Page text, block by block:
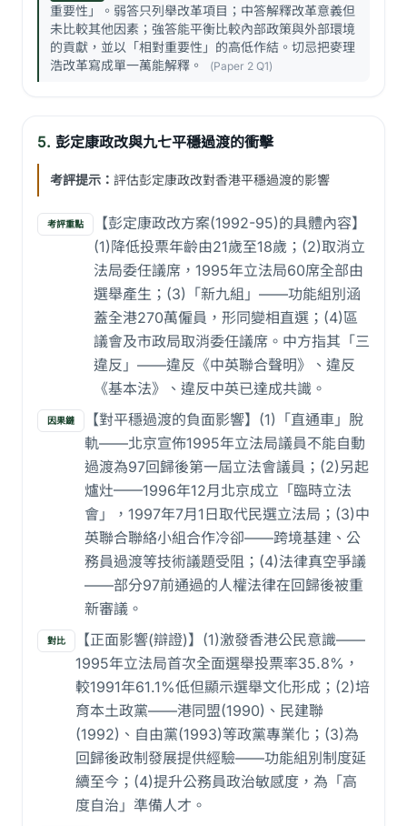
重要性」。弱答只列舉改革項目；中答解釋改革意義但
未比較其他因素；強答能平衡比較內部政策與外部環境
的貢獻，並以「相對重要性」的高低作結。切忌把麥理
浩改革寫成單一萬能解釋。
(Paper 2 Q1)
5. 彭定康政改與九七平穩過渡的衝擊
考評提示： 評估彭定康政改對香港平穩過渡的影響
考評重點
【彭定康政改方案(1992-95)的具體內容】
(1)降低投票年齡由21歲至18歲；(2)取消立
法局委任議席，1995年立法局60席全部由
選舉產生；(3)「新九組」——功能組別涵
蓋全港270萬僱員，形同變相直選；(4)區
議會及市政局取消委任議席。中方指其「三
違反」——違反《中英聯合聲明》、違反
《基本法》、違反中英已達成共識。
因果鏈
【對平穩過渡的負面影響】(1)「直通車」脫
軌——北京宣佈1995年立法局議員不能自動
過渡為97回歸後第一屆立法會議員；(2)另起
爐灶——1996年12月北京成立「臨時立法
會」，1997年7月1日取代民選立法局；(3)中
英聯合聯絡小組合作冷卻——跨境基建、公
務員過渡等技術議題受阻；(4)法律真空爭議
——部分97前通過的人權法律在回歸後被重
新審議。
對比
【正面影響(辯證)】(1)激發香港公民意識——
1995年立法局首次全面選舉投票率35.8%，
較1991年61.1%低但顯示選舉文化形成；(2)培
育本土政黨——港同盟(1990)、民建聯
(1992)、自由黨(1993)等政黨專業化；(3)為
回歸後政制發展提供經驗——功能組別制度延
續至今；(4)提升公務員政治敏感度，為「高
度自治」準備人才。